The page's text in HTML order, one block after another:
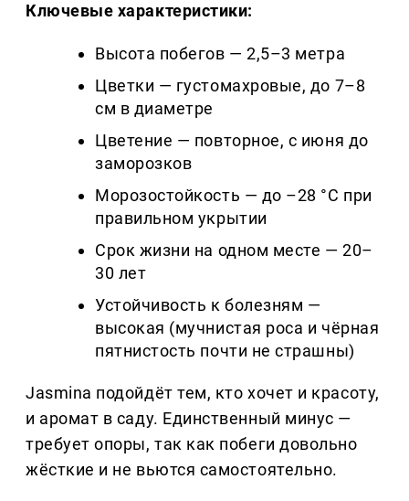
Ключевые характеристики:
Высота побегов — 2,5–3 метра
Цветки — густомахровые, до 7–8
см в диаметре
Цветение — повторное, с июня до
заморозков
Морозостойкость — до –28 °C при
правильном укрытии
Срок жизни на одном месте — 20–
30 лет
Устойчивость к болезням —
высокая (мучнистая роса и чёрная
пятнистость почти не страшны)
Jasmina подойдёт тем, кто хочет и красоту,
и аромат в саду. Единственный минус —
требует опоры, так как побеги довольно
жёсткие и не вьются самостоятельно.